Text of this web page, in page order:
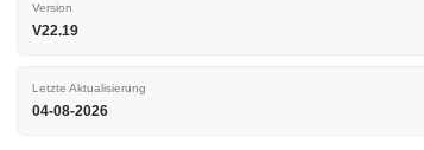
Version
V22.19
Letzte Aktualisierung
04-08-2026